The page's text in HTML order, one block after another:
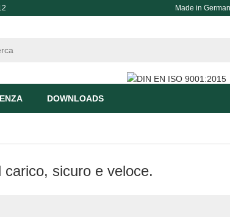
Made in
DOWNLOADS
sicuro e veloce.